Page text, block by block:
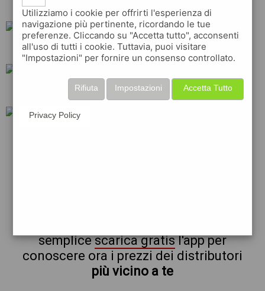
ip
erg shell esso
q8 eni
semplicescarica gratisl'app per
conoscere ora i prezzi dei distributori
più vicino a te
Utilizziamo i cookie per offrirti l'esperienza di
navigazione più pertinente, ricordando le tue
preferenze. Cliccando su "Accetta tutto", acconsenti
all'uso di tutti i cookie. Tuttavia, puoi visitare
"Impostazioni" per fornire un consenso controllato.
Accetta Tutto
Impostazioni
Rifiuta
Privacy Policy